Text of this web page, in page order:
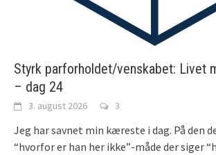
Styrk parforholdet/venskabet: Livet
– dag 24
3. august 2026 3
Jeg har savnet min kæreste i dag. På den
“hvorfor er han her ikke”-måde der siger